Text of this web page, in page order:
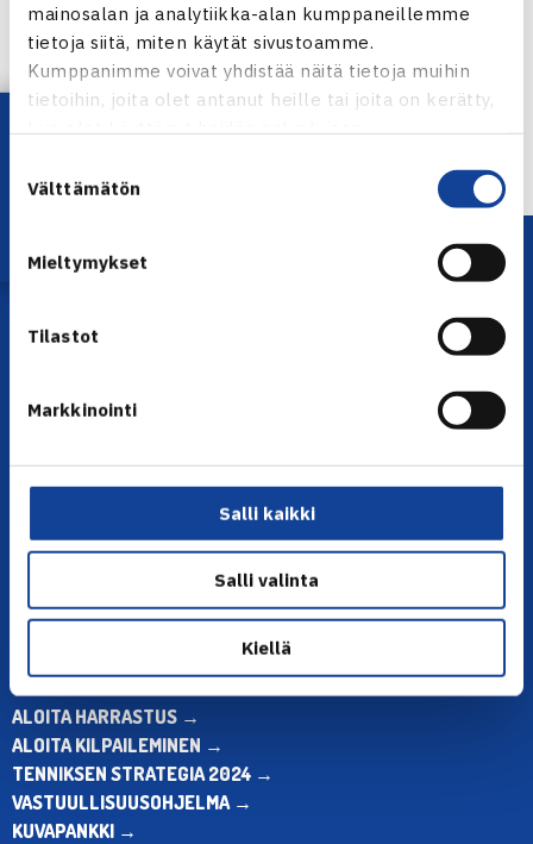
mainosalan ja analytiikka-alan kumppaneillemme
tietoja siitä, miten käytät sivustoamme.
Kumppanimme voivat yhdistää näitä tietoja muihin
tietoihin, joita olet antanut heille tai joita on kerätty,
valinta
Välttämätön
Mieltymykset
Tilastot
Markkinointi
Salli kaikki
Salli valinta
Kiellä
Lataa OmaTennis!
Toimiston puhelinajat:
Muina aikoina olkaa yhteydessä
sähköpostitse: toimisto@tennis.fi
KAIKKI YHTEYSTIEDOT →
ALOITA HARRASTUS →
ALOITA KILPAILEMINEN →
TENNIKSEN STRATEGIA 2024 →
VASTUULLISUUSOHJELMA →
KUVAPANKKI →